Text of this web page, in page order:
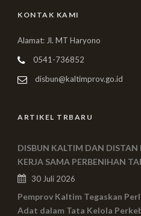
KONTAK KAMI
Alamat: Jl. MT Haryono
0541-736852
disbun@kaltimprov.go.id
ARTIKEL TRBARU
DISBUN KALTIM DAN DISTAN
KERJA SAMA PERBENIHAN
30 Juli 2026
Pemprov Kaltim Tegaskan
Adat dalam Tata Kelola